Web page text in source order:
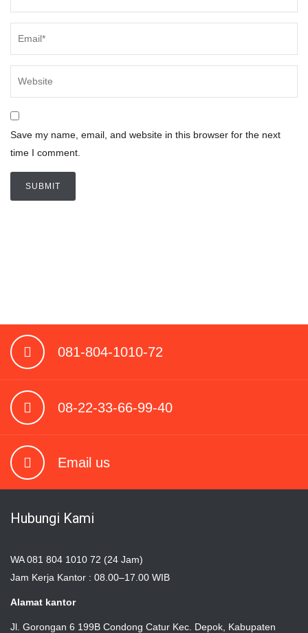
Save my name, email, and website in this browser for the next
time I comment.
081-804-1010-72
08-22-33-66-99-40
Email us
Hubungi Kami
WA 081 804 1010 72 (24 Jam)
Jam Kerja Kantor : 08.00–17.00 WIB
Alamat kantor
Jl. Gorongan 6 199B Condong Catur Kec. Depok, Kabupaten